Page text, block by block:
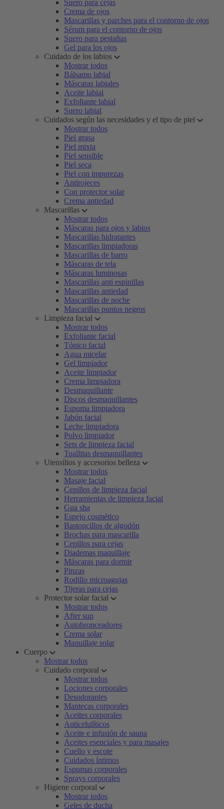
Suero para cejas
Crema de ojos
Mascarillas y parches para el contorno de ojos
Sérum para el contorno de ojos
Suero para pestañas
Gel para los ojos
Cuidado de los labios
Mostrar todos
Bálsamo labial
Máscaras labiales
Aceite labial
Exfoliante labial
Suero labial
Cuidados según las necesidades y el tipo de piel
Mostrar todos
Piel grasa
Piel mixta
Piel sensible
Piel seca
Piel con impurezas
Antirojeces
Con protector solar
Crema antiedad
Mascarillas
Mostrar todos
Máscaras para ojos y labios
Mascarillas hidratantes
Mascarillas limpiadoras
Mascarillas de barro
Máscaras de tela
Máscaras luminosas
Mascarillas anti espinillas
Mascarillas antiedad
Mascarillas de noche
Mascarillas puntos negros
Limpieza facial
Mostrar todos
Exfoliante facial
Tónico facial
Agua micelar
Gel limpiador
Aceite limpiador
Crema limpiadora
Desmaquillante
Discos desmaquillantes
Espuma limpiadora
Jabón facial
Leche limpiadora
Polvo limpiador
Sets de limpieza facial
Toallitas desmaquillantes
Utensilios y accesorios belleza
Mostrar todos
Masaje facial
Cepillos de limpieza facial
Herramientas de limpieza facial
Gua sha
Espejo cosmético
Bastoncillos de algodón
Brochas para mascarilla
Cepillos para cejas
Diademas maquillaje
Máscaras para dormir
Pinzas
Rodillo microagujas
Tijeras para cejas
Protector solar facial
Mostrar todos
After sun
Autobronceadores
Crema solar
Maquillaje solar
Cuerpo
Mostrar todos
Cuidado corporal
Mostrar todos
Lociones corporales
Desodorantes
Mantecas corporales
Aceites corporales
Anticelulíticos
Aceite e infusión de sauna
Aceites esenciales y para masajes
Cuello y escote
Cuidados íntimos
Espumas corporales
Sprays corporales
Higiene corporal
Mostrar todos
Geles de ducha